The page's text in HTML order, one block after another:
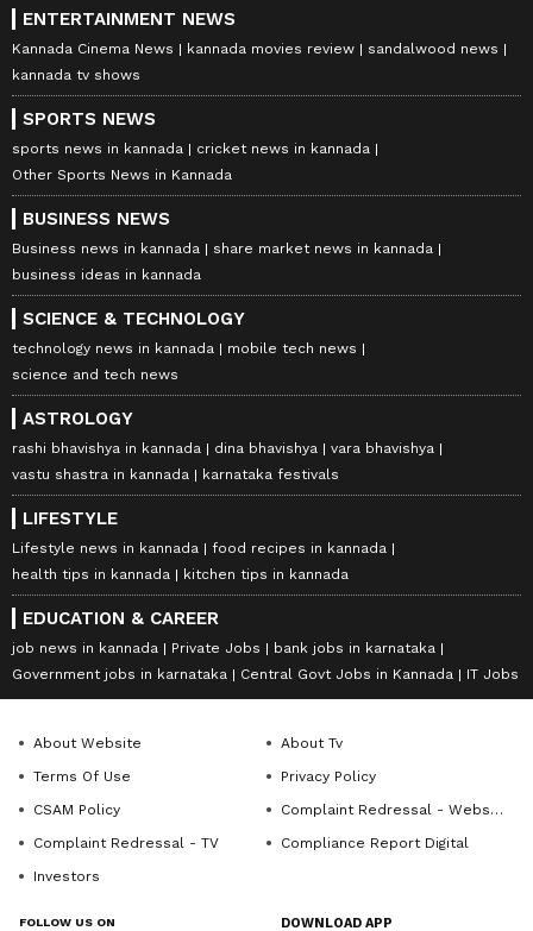
ENTERTAINMENT NEWS
Kannada Cinema News kannada movies review
sandalwood news
kannada tv shows
SPORTS NEWS
sports news in kannada
cricket news in kannada
Other Sports News in Kannada
BUSINESS NEWS
Business news in kannada
share market news in kannada
business ideas in kannada
SCIENCE & TECHNOLOGY
technology news in kannada
mobile tech news
science and tech news
ASTROLOGY
rashi bhavishya in kannada dina bhavishya
vara bhavishya
vastu shastra in kannada
karnataka festivals
LIFESTYLE
Lifestyle news in kannada
food recipes in kannada
health tips in kannada
kitchen tips in kannada
EDUCATION & CAREER
job news in kannada Private Jobs
bank jobs in karnataka
Government jobs in karnataka
Central Govt Jobs in Kannada IT Jobs
About Website
About Tv
Terms Of Use
Privacy Policy
CSAM Policy
Complaint Redressal - Website
Complaint Redressal - TV
Compliance Report Digital
Investors
FOLLOW US ON DOWNLOAD APP